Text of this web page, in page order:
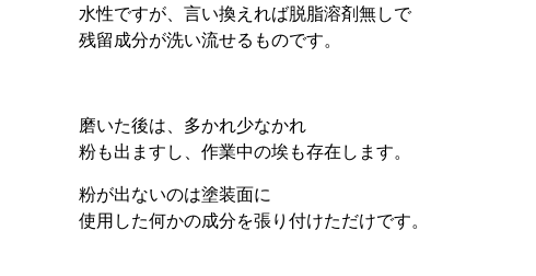
水性ですが、言い換えれば脱脂溶剤無しで
残留成分が洗い流せるものです。
磨いた後は、多かれ少なかれ
粉も出ますし、作業中の埃も存在します。
粉が出ないのは塗装面に
使用した何かの成分を張り付けただけです。